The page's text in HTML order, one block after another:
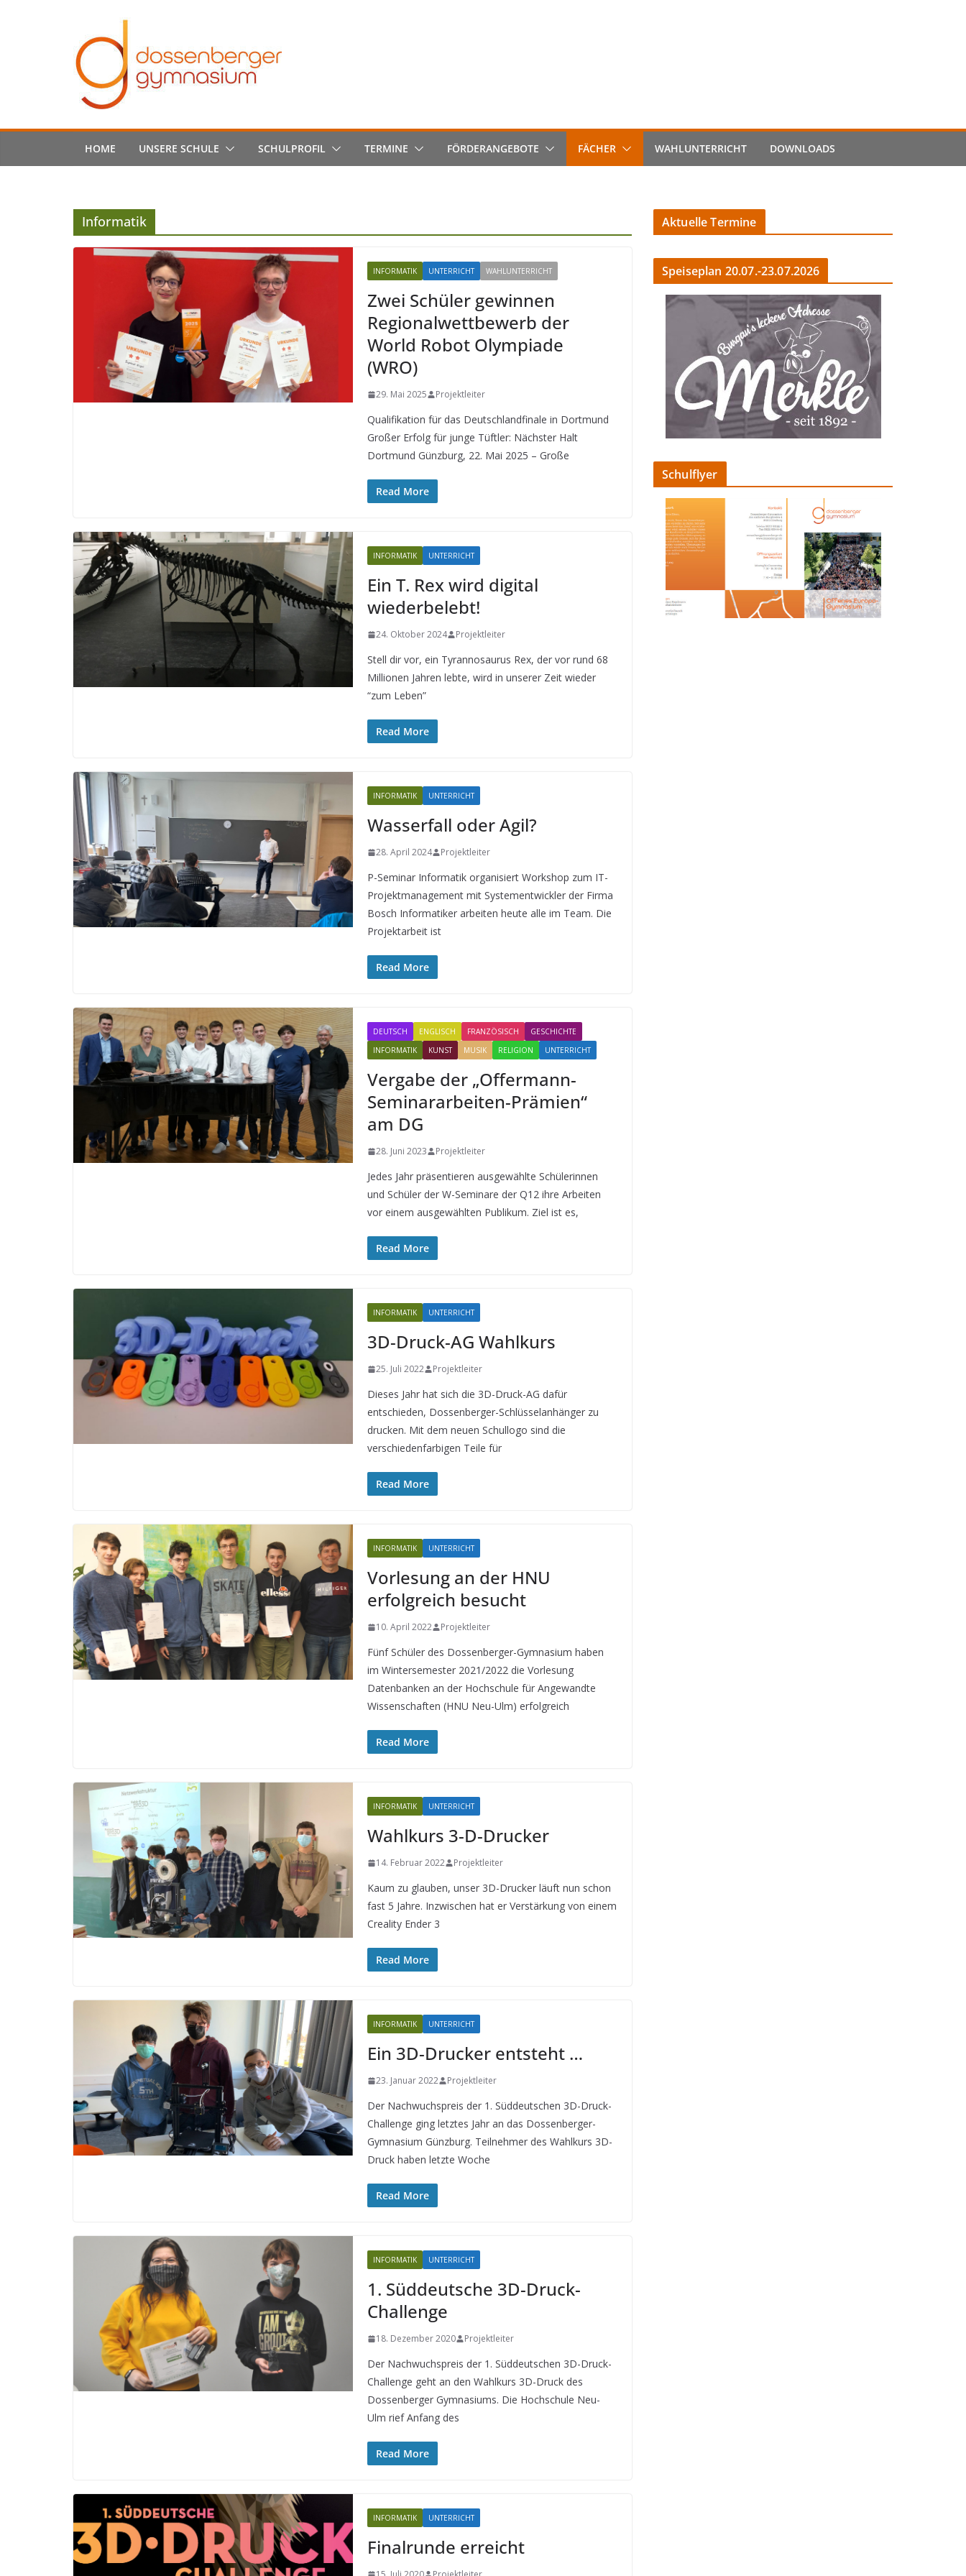
HOME UNSERE SCHULE SCHULPROFIL TERMINE FÖRDERANGEBOTE FÄCHER WAHLUNTERRICHT DOWNLOADS
Informatik
INFORMATIK UNTERRICHT WAHLUNTERRICHT
Zwei Schüler gewinnen
Regionalwettbewerb der
World Robot Olympiade
(WRO)
29. Mai 2025 Projektleiter
Qualifikation für das Deutschlandfinale in Dortmund
Großer Erfolg für junge Tüftler: Nächster Halt
Dortmund Günzburg, 22. Mai 2025 – Große
Read More
INFORMATIK UNTERRICHT
Ein T. Rex wird digital
wiederbelebt!
24. Oktober 2024 Projektleiter
Stell dir vor, ein Tyrannosaurus Rex, der vor rund 68
Millionen Jahren lebte, wird in unserer Zeit wieder
“zum Leben”
Read More
INFORMATIK UNTERRICHT
Wasserfall oder Agil?
28. April 2024 Projektleiter
P-Seminar Informatik organisiert Workshop zum IT-
Projektmanagement mit Systementwickler der Firma
Bosch Informatiker arbeiten heute alle im Team. Die
Projektarbeit ist
Read More
DEUTSCH ENGLISCH FRANZÖSISCH
GESCHICHTE
INFORMATIK
KUNST MUSIK RELIGION UNTERRICHT
Vergabe der „Offermann-
Seminararbeiten-Prämien“
am DG
28. Juni 2023 Projektleiter
Jedes Jahr präsentieren ausgewählte Schülerinnen
und Schüler der W-Seminare der Q12 ihre Arbeiten
vor einem ausgewählten Publikum. Ziel ist es,
Read More
INFORMATIK UNTERRICHT
3D-Druck-AG Wahlkurs
25. Juli 2022 Projektleiter
Dieses Jahr hat sich die 3D-Druck-AG dafür
entschieden, Dossenberger-Schlüsselanhänger zu
drucken. Mit dem neuen Schullogo sind die
verschiedenfarbigen Teile für
Read More
INFORMATIK UNTERRICHT
Vorlesung an der HNU
erfolgreich besucht
10. April 2022 Projektleiter
Fünf Schüler des Dossenberger-Gymnasium haben
im Wintersemester 2021/2022 die Vorlesung
Datenbanken an der Hochschule für Angewandte
Wissenschaften (HNU Neu-Ulm) erfolgreich
Read More
INFORMATIK UNTERRICHT
Wahlkurs 3-D-Drucker
14. Februar 2022 Projektleiter
Kaum zu glauben, unser 3D-Drucker läuft nun schon
fast 5 Jahre. Inzwischen hat er Verstärkung von einem
Creality Ender 3
Read More
INFORMATIK UNTERRICHT
Ein 3D-Drucker entsteht …
23. Januar 2022 Projektleiter
Der Nachwuchspreis der 1. Süddeutschen 3D-Druck-
Challenge ging letztes Jahr an das Dossenberger-
Gymnasium Günzburg. Teilnehmer des Wahlkurs 3D-
Druck haben letzte Woche
Read More
INFORMATIK UNTERRICHT
1. Süddeutsche 3D-Druck-
Challenge
18. Dezember 2020 Projektleiter
Der Nachwuchspreis der 1. Süddeutschen 3D-Druck-
Challenge geht an den Wahlkurs 3D-Druck des
Dossenberger Gymnasiums. Die Hochschule Neu-
Ulm rief Anfang des
Read More
INFORMATIK UNTERRICHT
Finalrunde erreicht
Aktuelle Termine
Speiseplan 20.07.-23.07.2026
Schulflyer